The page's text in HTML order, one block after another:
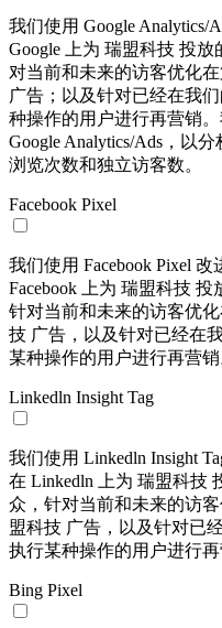
我们使用 Google Analytics/
Google 上为 瑞盟科技 投
对当前和未来的访客优化
广告；以及针对已经在我
种操作的用户进行再营销
Google Analytics/Ads，以
浏览次数和独立访客数。
Facebook Pixel
我们使用 Facebook Pixel
Facebook 上为 瑞盟科技
针对当前和未来的访客优
技 广告，以及针对已经在
某种操作的用户进行再营销
Linkedln Insight Tag
我们使用 Linkedln Insight
在 Linkedln 上为 瑞盟科技
众，针对当前和未来的访
盟科技 广告，以及针对已
执行某种操作的用户进行再
Bing Pixel